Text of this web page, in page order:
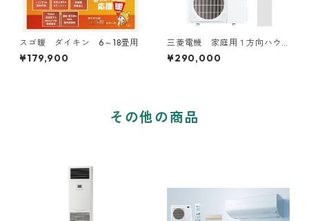
スゴ暖 ダイキン 6～18畳用
¥179,900
三菱電機 家庭用１方向ハウ
ジングエアコン 6～20畳用
¥290,000
その他の商品